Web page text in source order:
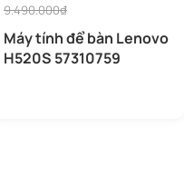
9.490.000₫
Máy tính để bàn Lenovo
H520S 57310759